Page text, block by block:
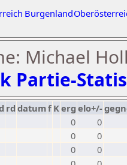
Burgenland
Michael
Partie-
rd datumf Kerg elo+/-
0
0
0
0
0
0